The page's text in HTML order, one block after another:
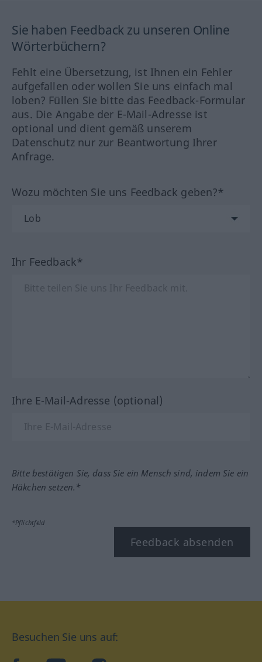
Sie haben Feedback zu unseren Online
Wörterbüchern?
Fehlt eine Übersetzung, ist Ihnen ein Fehler
aufgefallen oder wollen Sie uns einfach mal
loben? Füllen Sie bitte das Feedback-Formular
aus. Die Angabe der E-Mail-Adresse ist
optional und dient gemäß unserem
Datenschutz nur zur Beantwortung Ihrer
Anfrage.
Wozu möchten Sie uns Feedback geben?*
Ihr Feedback*
Ihre E-Mail-Adresse (optional)
Bitte bestätigen Sie, dass Sie ein Mensch sind, indem Sie ein
Häkchen setzen.*
*Pflichtfeld
Feedback absenden
Besuchen Sie uns auf: